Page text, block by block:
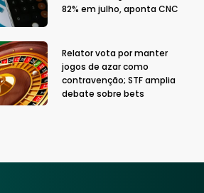
82% em julho, aponta CNC
Relator vota por manter
jogos de azar como
contravenção; STF amplia
debate sobre bets